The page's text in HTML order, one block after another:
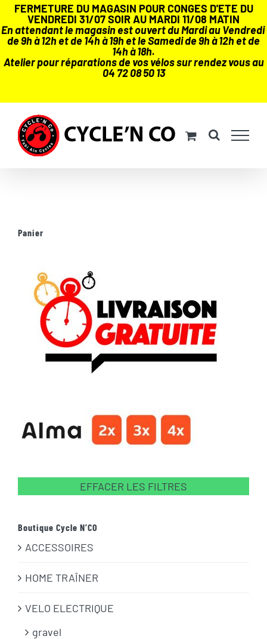
FERMETURE DU MAGASIN POUR CONGES D'ETE DU
VENDREDI 31/07 SOIR AU MARDI 11/08 MATIN
En attendant le magasin est ouvert du Mardi au Vendredi
de 9h à 12h et de 14h à 19h et le Samedi de 9h à 12h et de
14h à 18h.
Atelier pour réparations de vos vélos sur rendez vous au
04 72 08 50 13
contenu
Panier
EFFACER LES FILTRES
Boutique Cycle N’CO
ACCESSOIRES
HOME TRAÎNER
VELO ELECTRIQUE
gravel